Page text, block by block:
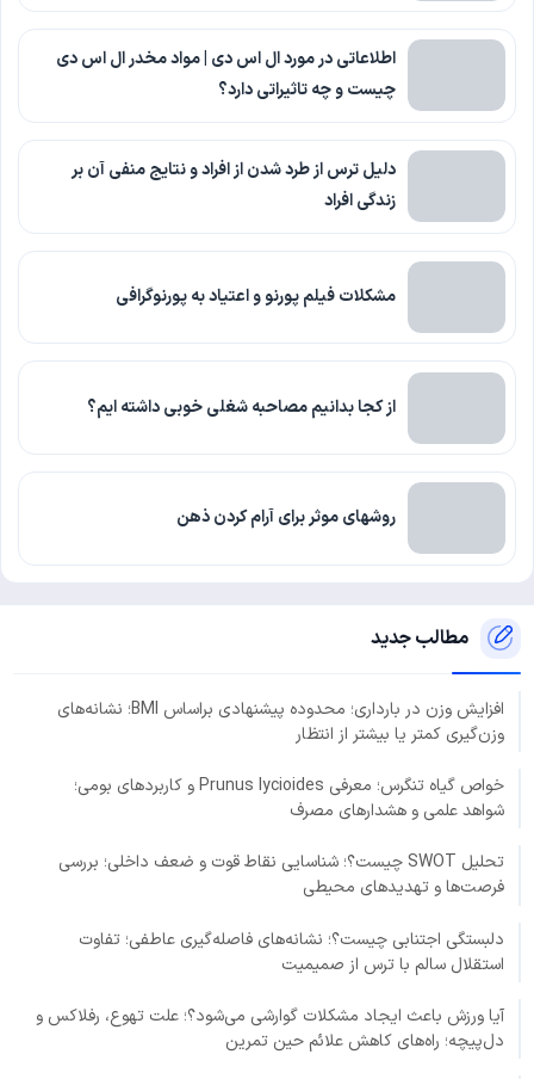
اطلاعاتی در مورد ال اس دی | مواد مخدر ال اس دی
چیست و چه تاثیراتی دارد؟
دلیل ترس از طرد شدن از افراد و نتایج منفی آن بر
زندگی افراد
مشکلات فیلم پورنو و اعتیاد به پورنوگرافی
از کجا بدانیم مصاحبه شغلی خوبی داشته ایم؟
روشهای موثر برای آرام کردن ذهن
مطالب جدید
افزایش وزن در بارداری؛ محدوده پیشنهادی براساس BMI؛ نشانه‌های
وزن‌گیری کمتر یا بیشتر از انتظار
خواص گیاه تنگرس؛ معرفی Prunus lycioides و کاربردهای بومی؛
شواهد علمی و هشدارهای مصرف
تحلیل SWOT چیست؟؛ شناسایی نقاط قوت و ضعف داخلی؛ بررسی
فرصت‌ها و تهدیدهای محیطی
دلبستگی اجتنابی چیست؟؛ نشانه‌های فاصله‌گیری عاطفی؛ تفاوت
استقلال سالم با ترس از صمیمیت
آیا ورزش باعث ایجاد مشکلات گوارشی می‌شود؟؛ علت تهوع، رفلاکس و
دل‌پیچه؛ راه‌های کاهش علائم حین تمرین